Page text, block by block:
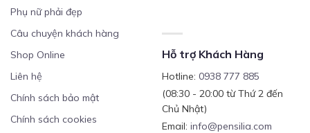
Phụ nữ phải đẹp
Câu chuyện khách hàng
Shop Online
Liên hệ
Chính sách bảo mật
Chính sách cookies
Hỗ trợ Khách Hàng
Hotline: 0938 777 885
(08:30 - 20:00 từ Thứ 2 đến
Chủ Nhật)
Email: info@pensilia.com